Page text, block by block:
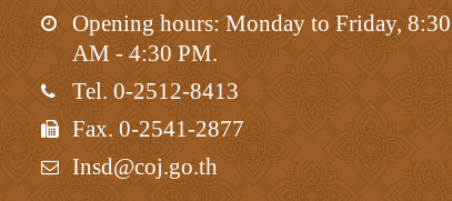
Opening hours: Monday to Friday, 8:30
AM - 4:30 PM.
Tel. 0-2512-8413
Fax. 0-2541-2877
Insd@coj.go.th